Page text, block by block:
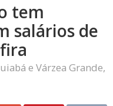
tem
salários de
e Várzea Grande,